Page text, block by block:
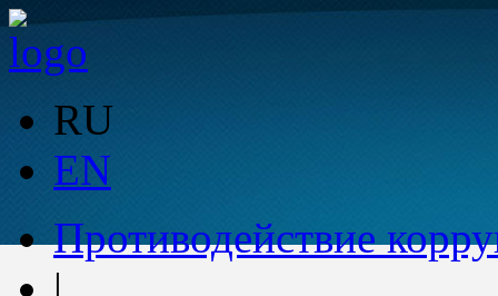
RU
EN
Противодействие